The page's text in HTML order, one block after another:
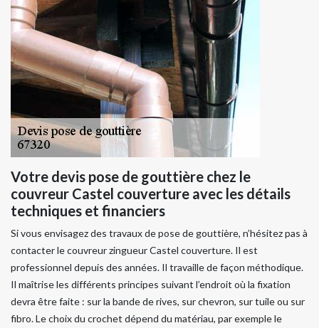
Votre devis pose de gouttière chez le
couvreur Castel couverture avec les détails
techniques et financiers
Si vous envisagez des travaux de pose de gouttière, n’hésitez pas à
contacter le couvreur zingueur Castel couverture. Il est
professionnel depuis des années. Il travaille de façon méthodique.
Il maîtrise les différents principes suivant l’endroit où la fixation
devra être faite : sur la bande de rives, sur chevron, sur tuile ou sur
fibro. Le choix du crochet dépend du matériau, par exemple le